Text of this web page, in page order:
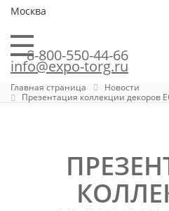
Москва
8-800-550-44-66
info@expo-torg.ru
Главная страница
Новости
Презентация коллекции декоров